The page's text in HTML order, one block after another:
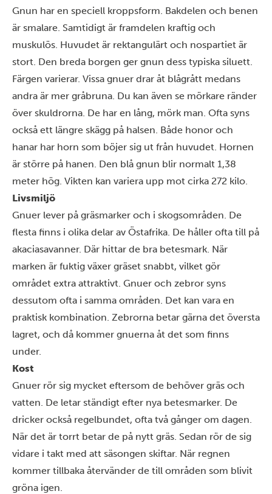
Gnun har en speciell kroppsform. Bakdelen och benen
är smalare. Samtidigt är framdelen kraftig och
muskulös. Huvudet är rektangulärt och nospartiet är
stort. Den breda borgen ger gnun dess typiska siluett.
Färgen varierar. Vissa gnuer drar åt blågrått medans
andra är mer gråbruna. Du kan även se mörkare ränder
över skuldrorna. De har en lång, mörk man. Ofta syns
också ett längre skägg på halsen. Både honor och
hanar har horn som böjer sig ut från huvudet. Hornen
är större på hanen. Den blå gnun blir normalt 1,38
meter hög. Vikten kan variera upp mot cirka 272 kilo.
Livsmiljö
Gnuer lever på gräsmarker och i skogsområden. De
flesta finns i olika delar av Östafrika. De håller ofta till på
akaciasavanner. Där hittar de bra betesmark. När
marken är fuktig växer gräset snabbt, vilket gör
området extra attraktivt. Gnuer och zebror syns
dessutom ofta i samma områden. Det kan vara en
praktisk kombination. Zebrorna betar gärna det översta
lagret, och då kommer gnuerna åt det som finns
under.
Kost
Gnuer rör sig mycket eftersom de behöver gräs och
vatten. De letar ständigt efter nya betesmarker. De
dricker också regelbundet, ofta två gånger om dagen.
När det är torrt betar de på nytt gräs. Sedan rör de sig
vidare i takt med att säsongen skiftar. När regnen
kommer tillbaka återvänder de till områden som blivit
gröna igen.